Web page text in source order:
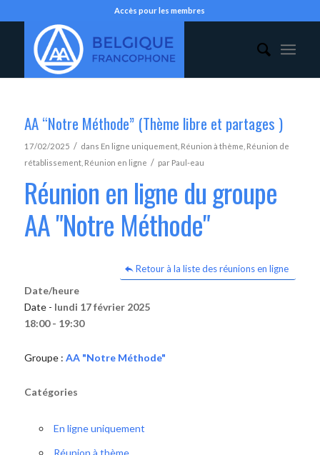
Accès pour les membres
AA “Notre Méthode” (Thème libre et partages )
17/02/2025 / dans En ligne uniquement, Réunion à thème Réunion de
rétablissement, Réunion en ligne / par Paul-eau
Réunion en ligne du groupe
AA "Notre Méthode"
Retour à la liste des réunions en ligne
Date/heure
Date - lundi 17 février 2025
18:00 - 19:30
Groupe : AA "Notre Méthode"
Catégories
En ligne uniquement
Réunion à thème